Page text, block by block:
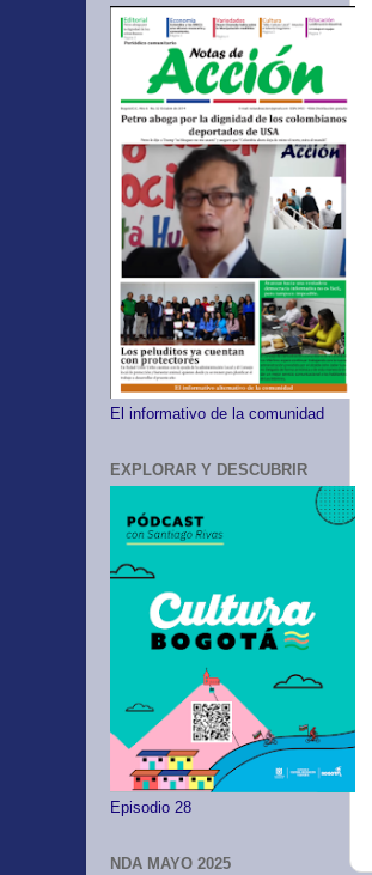
El informativo de la comunidad
EXPLORAR Y DESCUBRIR
Episodio 28
NDA MAYO 2025